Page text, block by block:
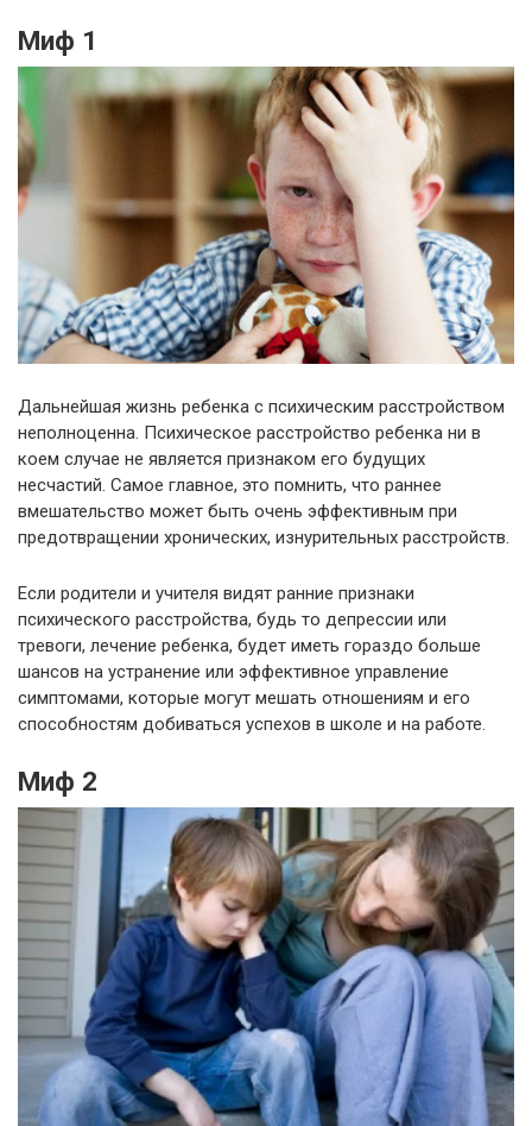
Миф 1
Дальнейшая жизнь ребенка с психическим расстройством
неполноценна. Психическое расстройство ребенка ни в
коем случае не является признаком его будущих
несчастий. Самое главное, это помнить, что раннее
вмешательство может быть очень эффективным при
предотвращении хронических, изнурительных расстройств.
Если родители и учителя видят ранние признаки
психического расстройства, будь то депрессии или
тревоги, лечение ребенка, будет иметь гораздо больше
шансов на устранение или эффективное управление
симптомами, которые могут мешать отношениям и его
способностям добиваться успехов в школе и на работе.
Миф 2